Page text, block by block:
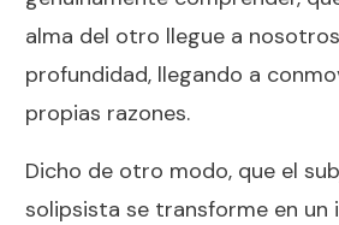
alma del otro llegue a
profundidad, llegando a
propias razones.
Dicho de otro modo, que el
solipsista se transforme en un